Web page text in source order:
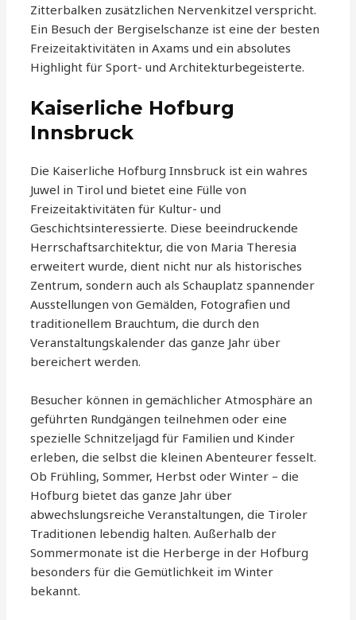
Zitterbalken zusätzlichen Nervenkitzel verspricht.
Ein Besuch der Bergiselschanze ist eine der besten
Freizeitaktivitäten in Axams und ein absolutes
Highlight für Sport- und Architekturbegeisterte.
Kaiserliche Hofburg
Innsbruck
Die Kaiserliche Hofburg Innsbruck ist ein wahres
Juwel in Tirol und bietet eine Fülle von
Freizeitaktivitäten für Kultur- und
Geschichtsinteressierte. Diese beeindruckende
Herrschaftsarchitektur, die von Maria Theresia
erweitert wurde, dient nicht nur als historisches
Zentrum, sondern auch als Schauplatz spannender
Ausstellungen von Gemälden, Fotografien und
traditionellem Brauchtum, die durch den
Veranstaltungskalender das ganze Jahr über
bereichert werden.
Besucher können in gemächlicher Atmosphäre an
geführten Rundgängen teilnehmen oder eine
spezielle Schnitzeljagd für Familien und Kinder
erleben, die selbst die kleinen Abenteurer fesselt.
Ob Frühling, Sommer, Herbst oder Winter – die
Hofburg bietet das ganze Jahr über
abwechslungsreiche Veranstaltungen, die Tiroler
Traditionen lebendig halten. Außerhalb der
Sommermonate ist die Herberge in der Hofburg
besonders für die Gemütlichkeit im Winter
bekannt.